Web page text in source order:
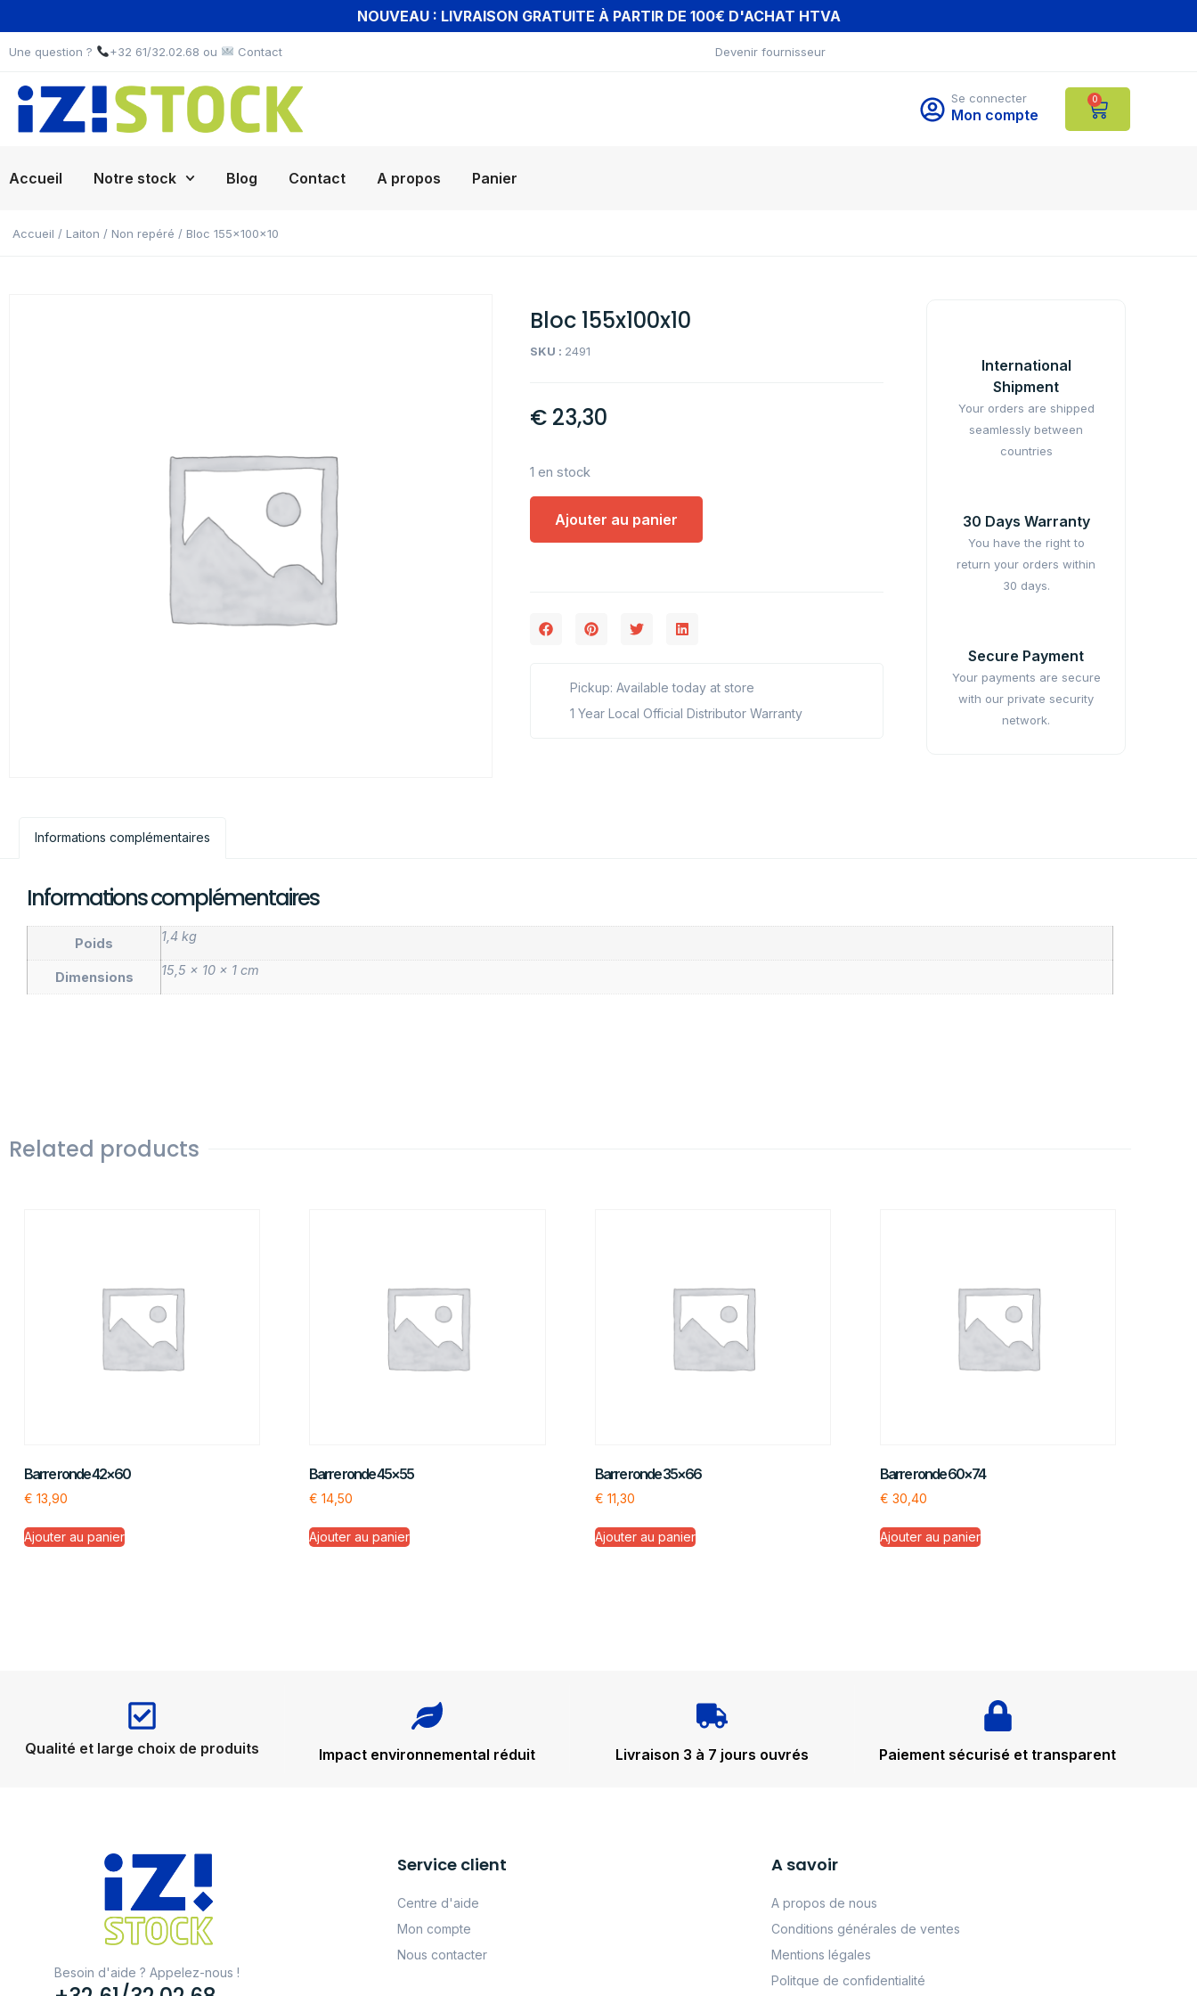
NOUVEAU : LIVRAISON GRATUITE À PARTIR DE 100€ D'ACHAT HTVA
Une question ? +32 61/32.02.68 ou Contact Devenir fournisseur
Se connecter
Mon compte
0
Accueil Notre stock Blog Contact A propos Panier
Accueil / Laiton / Non repéré / Bloc 155x100x10
Bloc 155x100x10
SKU : 2491
€ 23,30
1 en stock
Ajouter au panier
Pickup: Available today at store
1 Year Local Official Distributor Warranty
International
Shipment
Your orders are shipped
seamlessly between
countries
30 Days Warranty
You have the right to
return your orders within
30 days.
Secure Payment
Your payments are secure
with our private security
network.
Informations complémentaires
Informations complémentaires
Poids 1,4 kg
Dimensions 15,5 × 10 × 1 cm
Related products
Barre ronde 42×60
€ 13,90
Ajouter au panier
Barre ronde 45×55
€ 14,50
Ajouter au panier
Barre ronde 35×66
€ 11,30
Ajouter au panier
Barre ronde 60×74
€ 30,40
Ajouter au panier
Qualité et large choix de produits Impact environnemental réduit Livraison 3 à 7 jours ouvrés Paiement sécurisé et transparent
Besoin d'aide ? Appelez-nous !
Service client
Centre d'aide
Mon compte
Nous contacter
A savoir
A propos de nous
Conditions générales de ventes
Mentions légales
Politque de confidentialité